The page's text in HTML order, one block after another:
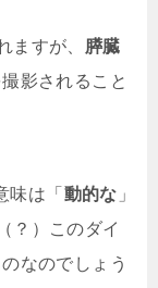
ますが、 膵臓
影されること
味は「 動的な 」
？）このダイ
なのでしょう